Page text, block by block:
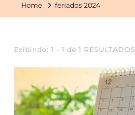
Home feriados 2024
Exibindo: 1 - 1 de 1 RESULTADOS